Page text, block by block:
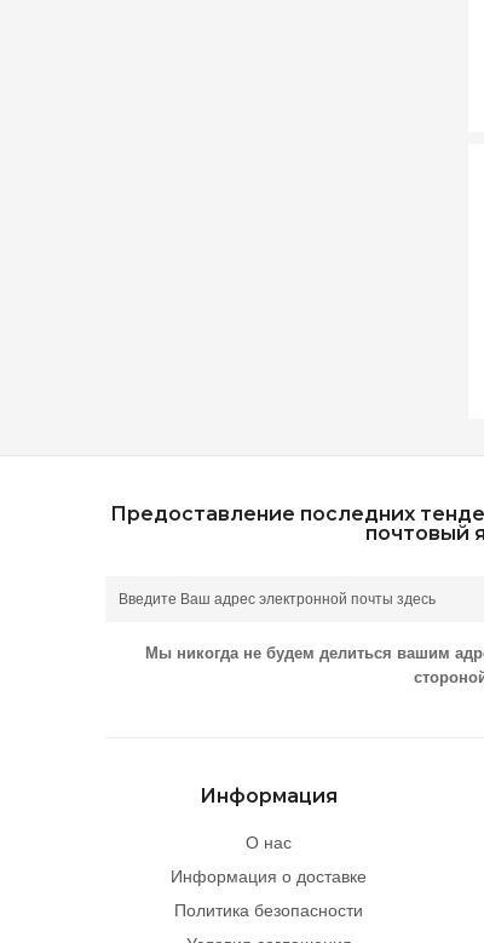
Предоставление последних
почтовый
Мы никогда не будем делиться вашим
Информация
О нас
Информация о доставке
Политика безопасности